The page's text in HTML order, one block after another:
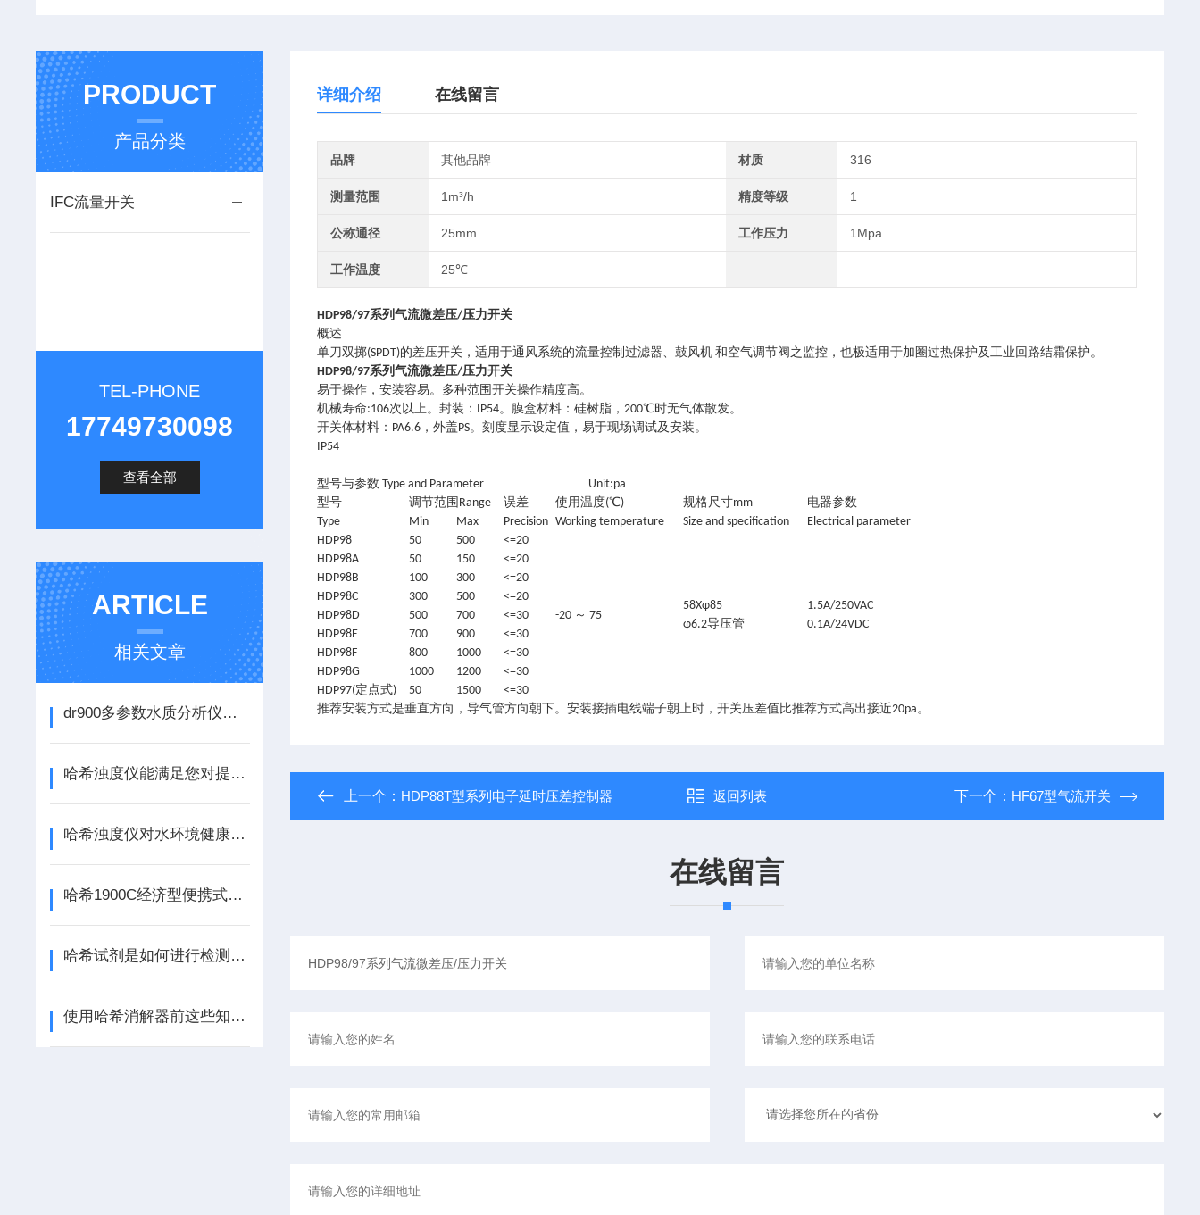
PRODUCT
产品分类
IFC流量开关
TEL-PHONE
17749730098
查看全部
ARTICLE
相关文章
dr900多参数水质分析仪优势
哈希浊度仪能满足您对提供浊度测试的需求
哈希浊度仪对水环境健康具有重要意义
哈希1900C经济型便携式浊度仪
哈希试剂是如何进行检测的你知道吗
使用哈希消解器前这些知识您了解了吗？
详细介绍 在线留言
品牌 其他品牌 材质 316
测量范围 1m³/h 精度等级 1
公称通径 25mm 工作压力 1Mpa
工作温度 25℃
HDP98/97系列气流微差压/压力开关
概述
单刀双掷(SPDT)的差压开关，适用于通风系统的流量控制过滤器、鼓风机 和空气调节阀之监控，也极适用于加圈过热保护及工业回路结霜保护。
HDP98/97系列气流微差压/压力开关
易于操作，安装容易。多种范围开关操作精度高。
机械寿命:106次以上。封装：IP54。膜盒材料：硅树脂，200℃时无气体散发。
开关体材料：PA6.6，外盖PS。刻度显示设定值，易于现场调试及安装。
IP54
型号与参数 Type and Parameter Unit:pa
型号
Type
调节范围Range
误差
Precision
使用温度(℃)
Working temperature
规格尺寸mm
Size and specification
电器参数
Electrical parameter
Min
Max
HDP98
50 500 <=20
-20 ～ 75
58Xφ85
φ6.2导压管
1.5A/250VAC
0.1A/24VDC
HDP98A 50 150
<=20
HDP98B
100 300
<=20
HDP98C
300 500
<=20
HDP98D
500 700
<=30
HDP98E
700 900
<=30
HDP98F
800 1000
<=30
HDP98G
1000 1200
<=30
HDP97(定点式)
50 1500
<=30
推荐安装方式是垂直方向，导气管方向朝下。安装接插电线端子朝上时，开关压差值比推荐方式高出接近20pa。
上一个： HDP88T型系列电子延时压差控制器 返回列表 下一个： HF67型气流开关
在线留言